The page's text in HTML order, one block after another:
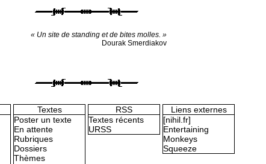
« Un site de standing et de bites molles. »
Dourak Smerdiakov
Textes
Poster un texte
En attente
Rubriques
Dossiers
Thèmes
RSS
Textes récents
URSS
Liens externes
[nihil.fr]
Entertaining
Monkeys
Squeeze